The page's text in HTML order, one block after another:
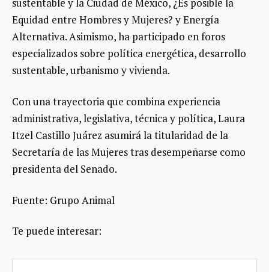
Equidad entre Hombres y Mujeres? y Energía
Alternativa. Asimismo, ha participado en foros
especializados sobre política energética, desarrollo
sustentable, urbanismo y vivienda.
Con una trayectoria que combina experiencia
administrativa, legislativa, técnica y política, Laura
Itzel Castillo Juárez asumirá la titularidad de la
Secretaría de las Mujeres tras desempeñarse como
presidenta del Senado.
Fuente: Grupo Animal
Te puede interesar: